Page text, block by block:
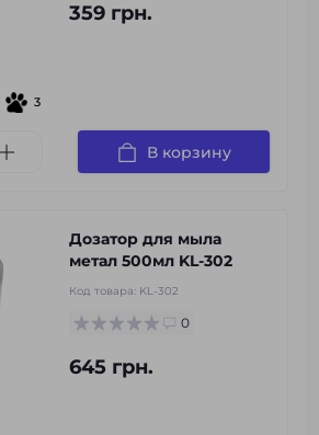
3
359 грн.
В корзину
Дозатор для мыла
метал 500мл KL-302
Код товара: KL-302
0
645 грн.